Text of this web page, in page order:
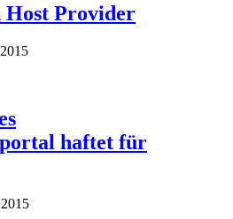
Host Provider
haftet für